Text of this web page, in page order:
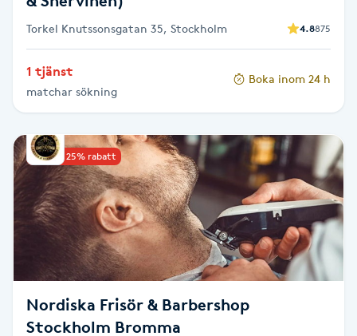
Gel naglar
Gellack
Gellack med förstärkning
Gravidmassage
Gravidyoga
Torkel Knutssonsgatan 35, Stockholm 4.8875
1 tjänst
matchar sökning
Boka inom 24 h
Upp till 25% rabatt
Nordiska Frisör & Barbershop
Stockholm Bromma